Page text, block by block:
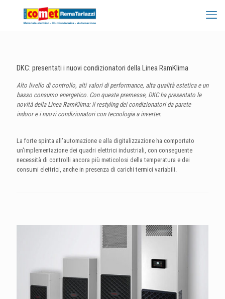
DKC: presentati i nuovi condizionatori della Linea RamKlima
Alto livello di controllo, alti valori di performance, alta qualità estetica e un
basso consumo energetico. Con queste premesse, DKC ha presentato le
novità della Linea RamKlima: il restyling dei condizionatori da parete
indoor e i nuovi condizionatori con tecnologia a inverter.
La forte spinta all'automazione e alla digitalizzazione ha comportato
un'implementazione dei quadri elettrici industriali, con conseguente
necessità di controlli ancora più meticolosi della temperatura e dei
consumi elettrici, anche in presenza di carichi termici variabili.